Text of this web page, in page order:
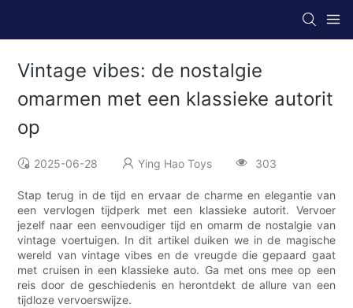
Vintage vibes: de nostalgie
omarmen met een klassieke autorit
op
2025-06-28 Ying Hao Toys 303
Stap terug in de tijd en ervaar de charme en elegantie van
een vervlogen tijdperk met een klassieke autorit. Vervoer
jezelf naar een eenvoudiger tijd en omarm de nostalgie van
vintage voertuigen. In dit artikel duiken we in de magische
wereld van vintage vibes en de vreugde die gepaard gaat
met cruisen in een klassieke auto. Ga met ons mee op een
reis door de geschiedenis en herontdekt de allure van een
tijdloze vervoerswijze.